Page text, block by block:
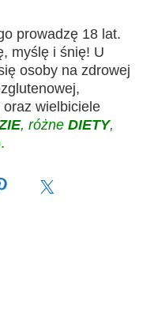
prowadzę 18 lat.
myślę i śnię! U
osoby na zdrowej
wielbiciele
, różne DIETY,